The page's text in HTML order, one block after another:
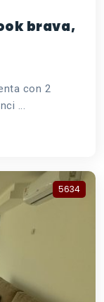
brava,
con 2
...
5634